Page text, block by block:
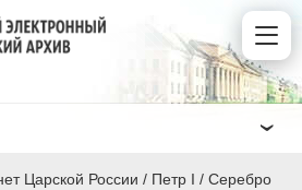
Царской России / Пeтр I / Серебро